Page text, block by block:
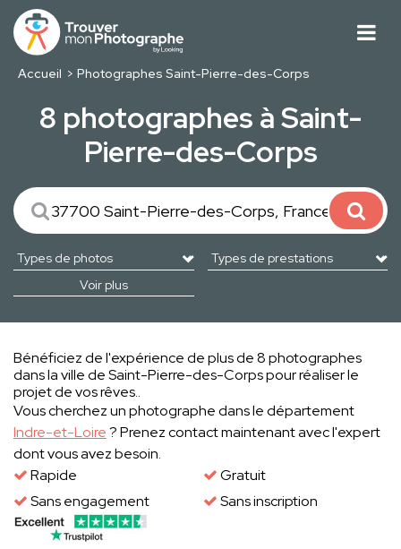
Accueil Photographes Saint-Pierre-des-Corps
8 photographes à Saint-
Pierre-des-Corps
Voir plus
Bénéficiez de l'expérience de plus de 8 photographes
dans la ville de Saint-Pierre-des-Corps pour réaliser le
projet de vos rêves..
Vous cherchez un photographe dans le département
Indre-et-Loire? Prenez contact maintenant avec l'expert
dont vous avez besoin.
Rapide
Gratuit
Sans engagement
Sans inscription